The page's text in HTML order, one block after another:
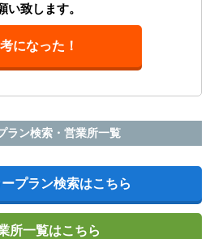
い致します。
になった！
ラン検索・営業所一覧
プラン検索はこちら
所一覧はこちら